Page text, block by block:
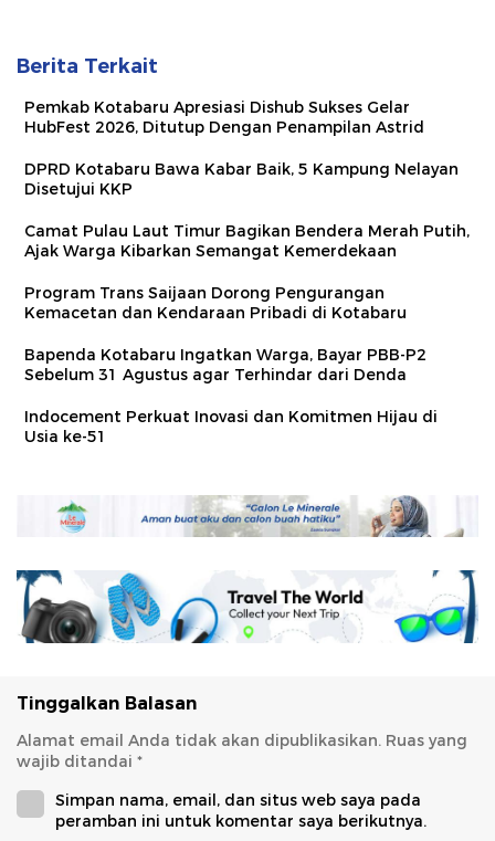
Berita Terkait
Pemkab Kotabaru Apresiasi Dishub Sukses Gelar
HubFest 2026, Ditutup Dengan Penampilan Astrid
DPRD Kotabaru Bawa Kabar Baik, 5 Kampung Nelayan
Disetujui KKP
Camat Pulau Laut Timur Bagikan Bendera Merah Putih,
Ajak Warga Kibarkan Semangat Kemerdekaan
Program Trans Saijaan Dorong Pengurangan
Kemacetan dan Kendaraan Pribadi di Kotabaru
Bapenda Kotabaru Ingatkan Warga, Bayar PBB-P2
Sebelum 31 Agustus agar Terhindar dari Denda
Indocement Perkuat Inovasi dan Komitmen Hijau di
Usia ke-51
Tinggalkan Balasan
Alamat email Anda tidak akan dipublikasikan. Ruas yang
wajib ditandai *
Simpan nama, email, dan situs web saya pada
peramban ini untuk komentar saya berikutnya.